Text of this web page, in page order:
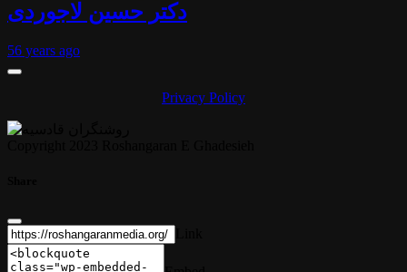
دکتر حسین لاجوردی
56 years ago
Privacy Policy